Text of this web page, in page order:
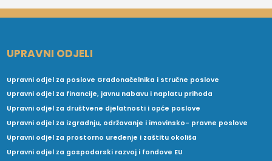
UPRAVNI ODJELI
Upravni odjel za poslove Gradonačelnika i stručne poslove
Upravni odjel za financije, javnu nabavu i naplatu prihoda
Upravni odjel za društvene djelatnosti i opće poslove
Upravni odjel za izgradnju, održavanje i imovinsko- pravne poslove
Upravni odjel za prostorno uređenje i zaštitu okoliša
Upravni odjel za gospodarski razvoj i fondove EU